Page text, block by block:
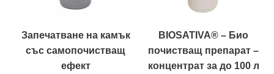
Запечатване на камък
със самопочистващ
ефект
BIOSATIVA® – Био
почистващ препарат –
концентрат за до 100 л